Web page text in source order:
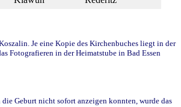
Je eine Kopie des Kirchenbuches liegt in der
Fotografieren in der Heimatstube in Bad Essen
Geburt nicht sofort anzeigen konnten, wurde das